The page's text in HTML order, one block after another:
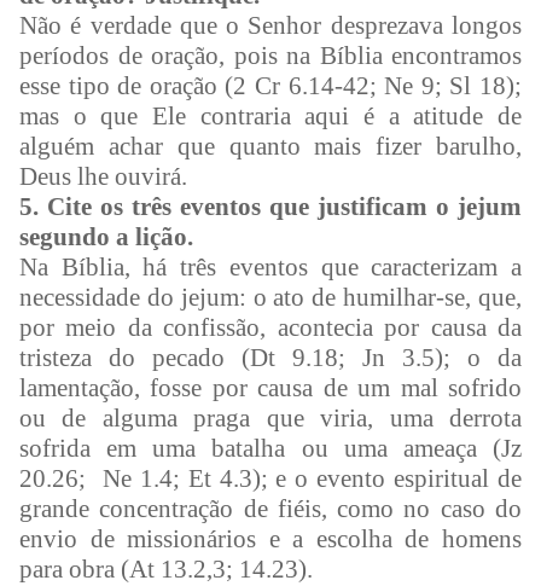
Não é verdade que o Senhor desprezava longos
períodos de oração, pois na Bíblia encontramos
esse tipo de oração (2 Cr 6.14-42; Ne 9; Sl 18);
mas o que Ele contraria aqui é a atitude de
alguém achar que quanto mais fizer barulho,
Deus lhe ouvirá.
5. Cite os três eventos que justificam o jejum
segundo a lição.
Na Bíblia, há três eventos que caracterizam a
necessidade do jejum: o ato de humilhar-se, que,
por meio da confissão, acontecia por causa da
tristeza do pecado (Dt 9.18; Jn 3.5); o da
lamentação, fosse por causa de um mal sofrido
ou de alguma praga que viria, uma derrota
sofrida em uma batalha ou uma ameaça (Jz
20.26; Ne 1.4; Et 4.3); e o evento espiritual de
grande concentração de fiéis, como no caso do
envio de missionários e a escolha de homens
para obra (At 13.2,3; 14.23).